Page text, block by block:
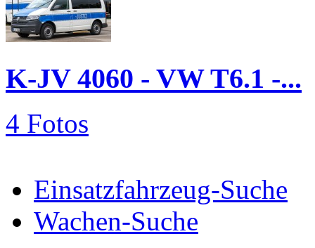
K-JV 4060 - VW T6.1 -...
4 Fotos
Einsatzfahrzeug-Suche
Wachen-Suche